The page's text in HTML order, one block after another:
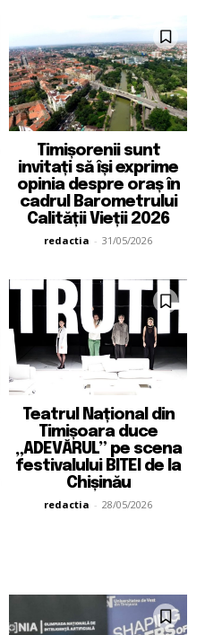
Timișorenii sunt
invitați să își exprime
opinia despre oraș în
cadrul Barometrului
Calității Vieții 2026
redactia - 31/05/2026
Teatrul Național din
Timișoara duce
„ADEVĂRUL” pe scena
festivalului BITEI de la
Chișinău
redactia - 28/05/2026